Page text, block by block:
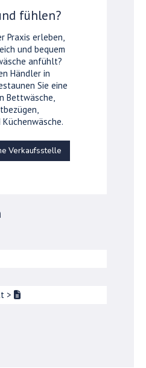
fühlen?
Praxis erleben,
und bequem
anfühlt?
Händler in
Sie eine
Bettwäsche,
Verkaufsstelle
>